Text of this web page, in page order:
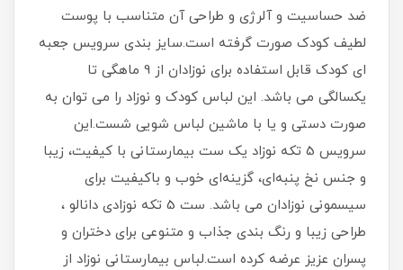
ضد حساسیت و آلرژی و طراحی آن متناسب با پوست
لطیف کودک صورت گرفته است.سایز بندی سرویس جعبه
ای کودک قابل استفاده برای نوزادان از 9 ماهگی تا
یکسالگی می باشد. این لباس کودک و نوزاد را می توان به
صورت دستی و یا با ماشین لباس شویی شست.این
سرویس 5 تکه نوزاد یک ست بیمارستانی با کیفیت، زیبا
و جنس نخ پنبه‌ای، گزینه‌ای خوب و باکیفیت برای
سیسمونی نوزادان می باشد. ست 5 تکه نوزادی دانالو ،
طراحی زیبا و رنگ بندی جذاب و متنوعی برای دختران و
پسران عزیز عرضه کرده است.لباس بیمارستانی نوزاد از